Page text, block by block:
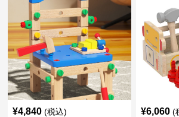
¥4,840 (税込) ¥6,060 (